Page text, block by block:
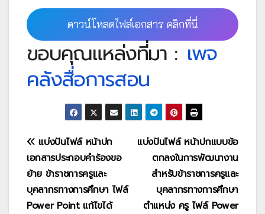
ดาวน์โหลดไฟล์เอกสาร คลิกที่นี่
ขอบคุณแหล่งที่มา : เพจ
คลังสื่อการสอน
แนะแนว
เรื่อง
แบ่งปันไฟล์ หน้าปกแบบข้อ
ตกลงในการพัฒนางาน
สำหรับข้าราชการครูและ
บุคลากรทางการศึกษา
ตำแหน่ง ครู ไฟล์ Power
แบ่งปันไฟล์ หน้าปก
เอกสารประกอบคำร้องขอ
ย้าย ข้าราชการครูและ
บุคลากรทางการศึกษา ไฟล์
Power Point แก้ไขได้